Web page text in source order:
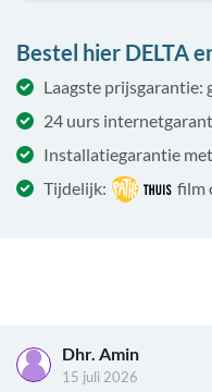
Bestel hier DELTA
Laagste prijsgarantie:
24 uurs
Installatiegarantie
Tijdelijk:
film
Dhr. Amin
15 juli 2026